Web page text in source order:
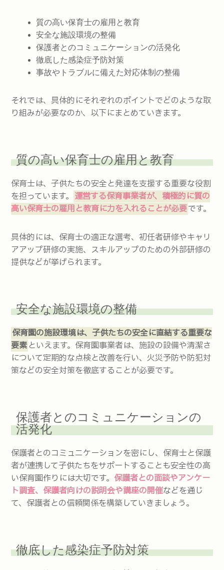
質の高い保育士の雇用と教育
安全な施設環境の整備
保護者とのコミュニケーションの活発化
徹底した感染症予防対策
事故やトラブルに備えた対応体制の整備
それでは、具体的にそれぞれのポイントでどのような取
り組みが必要なのか、以下にまとめていきます。
質の高い保育士の雇用と教育
保育士は、子供たちの安全と発達を支援する重要な役割
を担っています。 運営する保育事業者が、積極的に質の
高い保育士の雇用と教育に力を入れることが必要です。
具体的には、保育士の適正な選考、初任者研修やキャリ
アアップ研修の実施、スキルアップのための外部研修の
提供などが挙げられます。
安全な施設環境の整備
保育園の施設環境は、子供たちの安全に直結する重要な
要素 といえます。保育園事業者は、施設の設備や清潔さ
について定期的な点検と改善を行い、火災予防や防犯対
策などの安全対策を徹底することが必要です。
保護者とのコミュニケーションの
活発化
保護者とのコミュニケーションを密にし、保育士と保護
者が連携して子供たちをサポートすることも安全性の高
い保育園作りには大切です。 保護者との面談やアンケー
ト調査、保護者向けの説明会や講座の開催などを通じ
て、保護者との信頼関係を構築していきましょう。
徹底した感染症予防対策